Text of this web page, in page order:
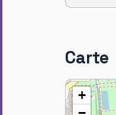
Carte
+